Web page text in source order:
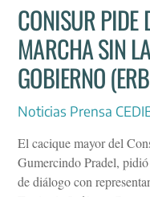
CONISUR PIDE
MARCHA SIN
GOBIERNO
Noticias Prensa
El cacique mayor del
Gumercindo Pradel,
de diálogo con